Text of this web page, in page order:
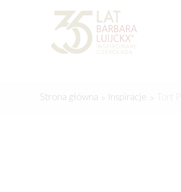
Przejdź
Przejdź
Strona główna Inspiracje Tort